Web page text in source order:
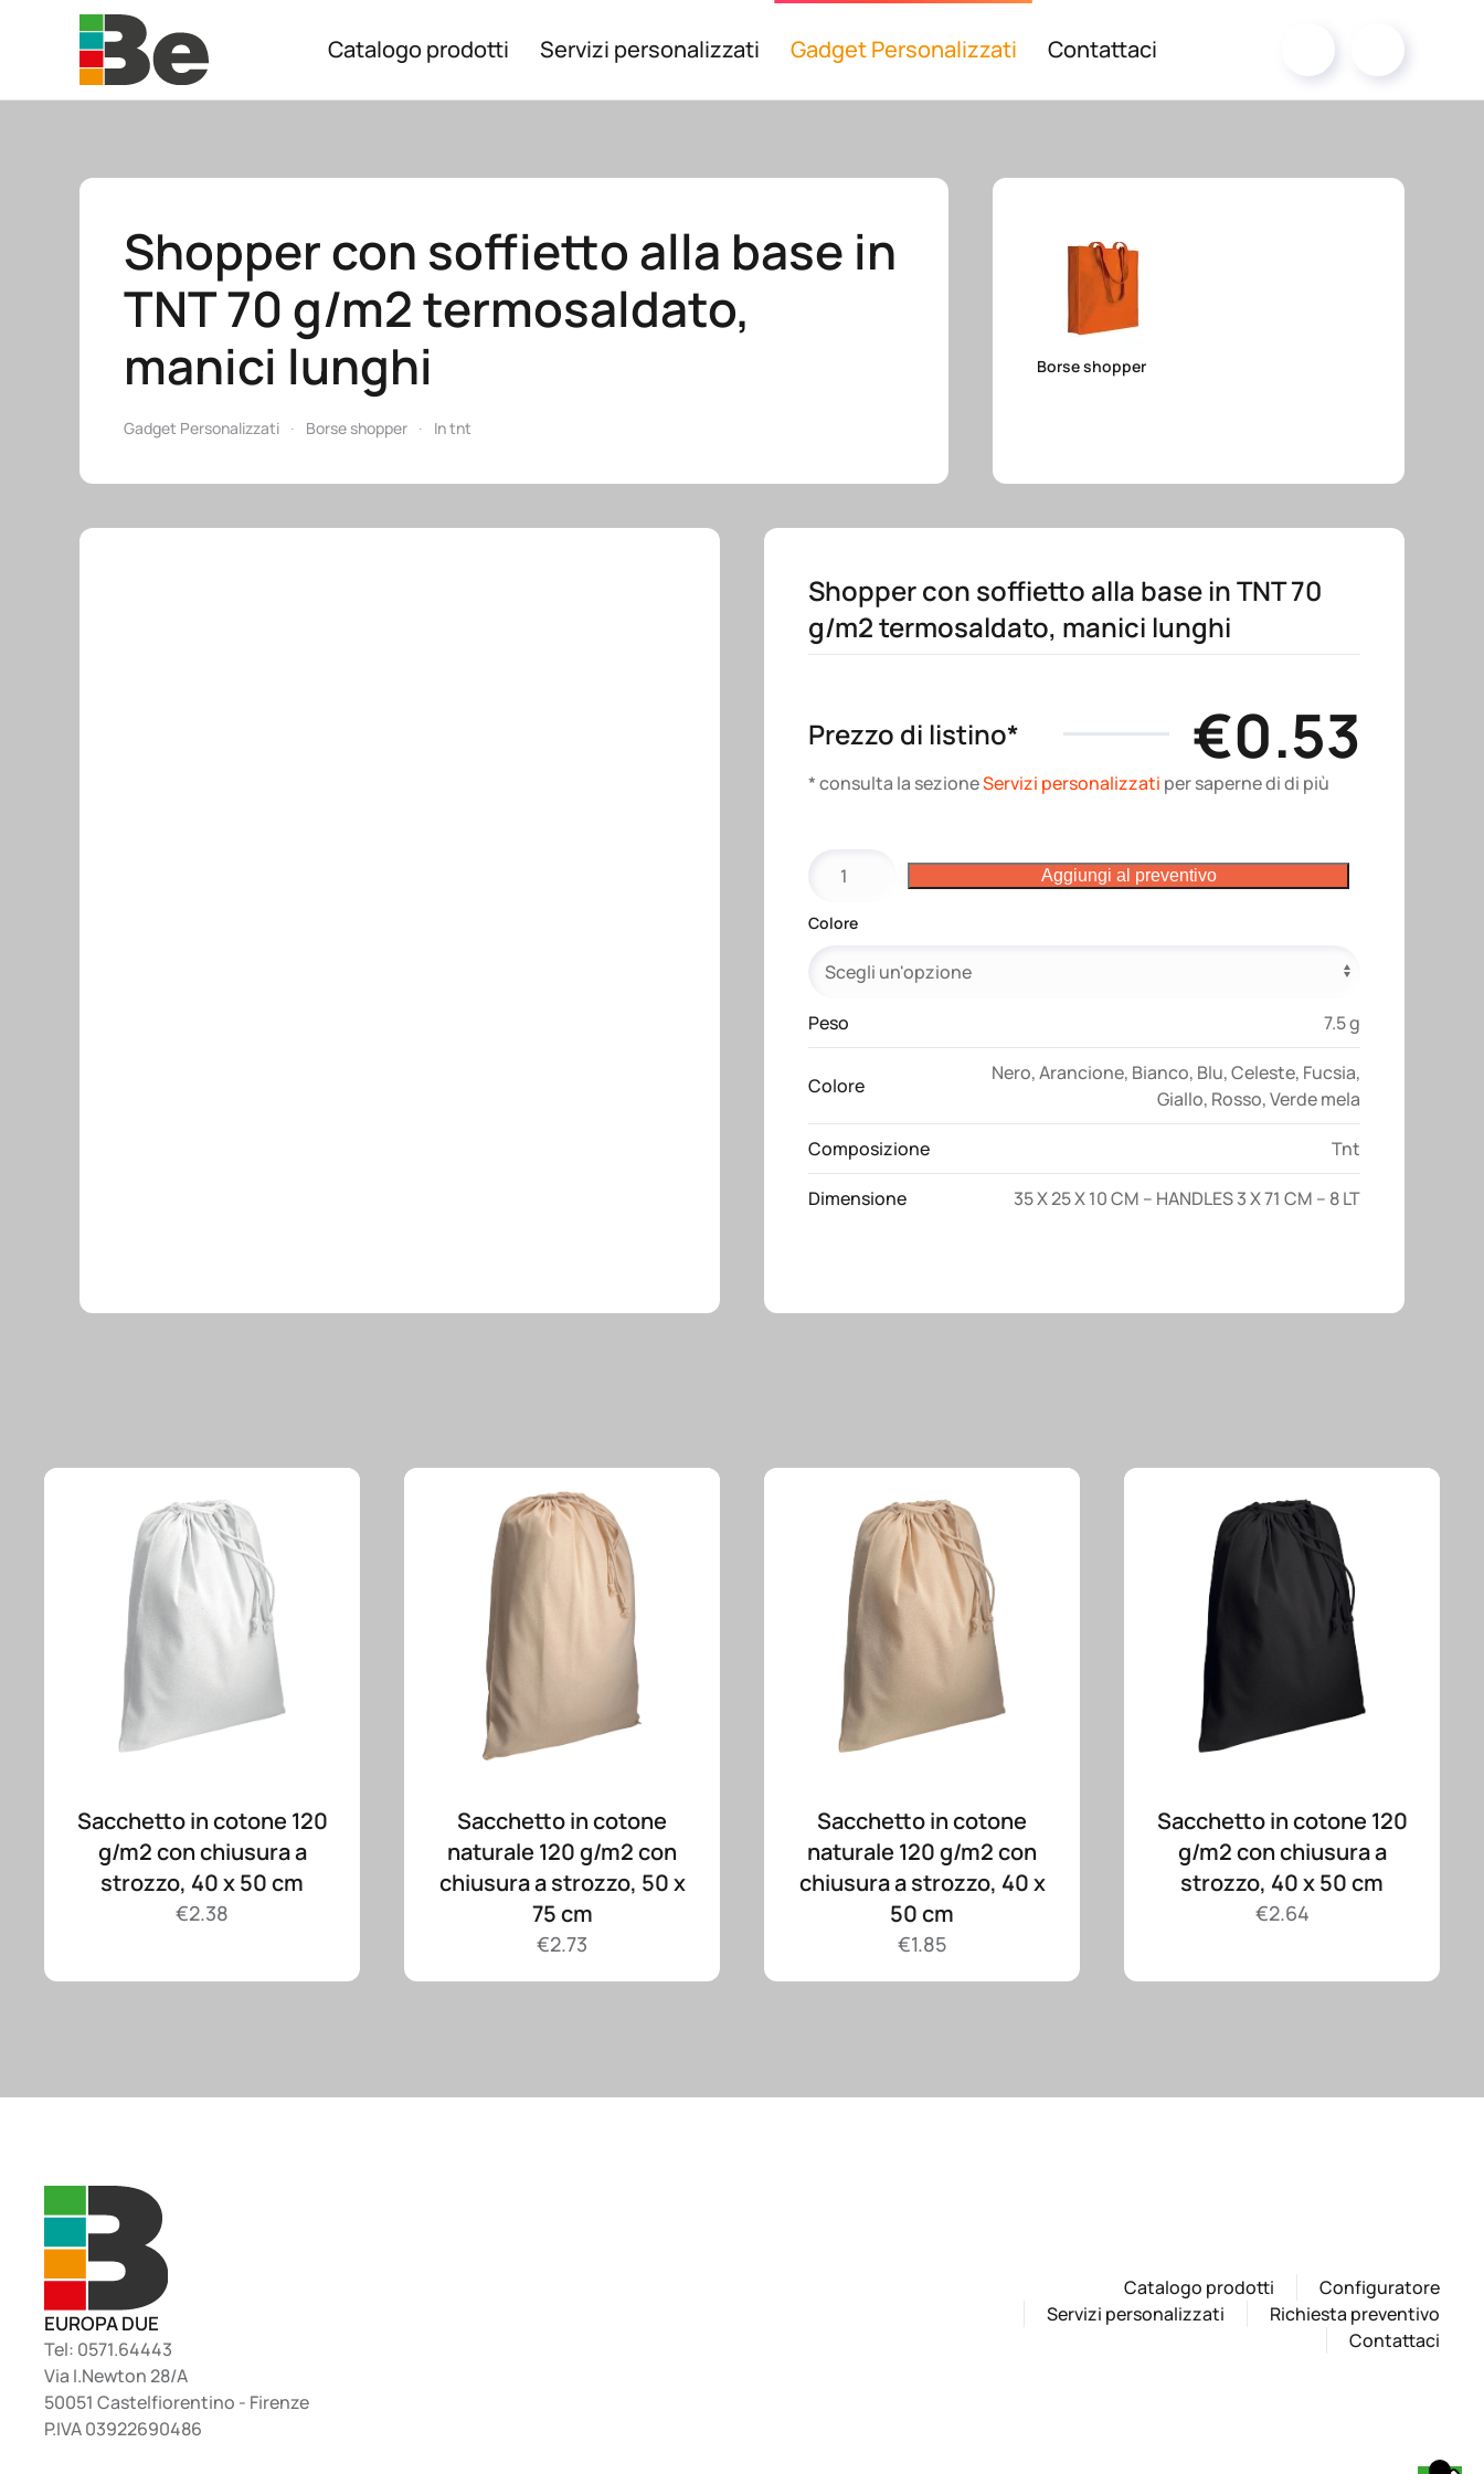
Skip to main content Catalogo prodotti Servizi personalizzati Gadget Personalizzati Contattaci
Shopper con soffietto alla base in
TNT 70 g/m2 termosaldato,
manici lunghi
Gadget Personalizzati Borse shopper In tnt
Borse shopper
Shopper con soffietto alla base in TNT 70
g/m2 termosaldato, manici lunghi
Prezzo di listino* €0.53
* consulta la sezioneServizi personalizzati per saperne di di più
soffietto
base
TNT
70
g/m2
termosaldato,
manici
lunghi
quantità
Aggiungi al preventivo
Colore
Peso 7.5 g
Colore
Nero,Arancione, Bianco, Blu,Celeste, Fucsia,
Giallo, Rosso,Verde mela
Composizione Tnt
Dimensione 35 X 25 X 10 CM – HANDLES 3 X 71 CM – 8 LT
Sacchetto in cotone 120
g/m2 con chiusura a
strozzo, 40 x 50 cm
€2.38
Sacchetto in cotone
naturale 120 g/m2 con
chiusura a strozzo, 50 x
75 cm
€2.73
Sacchetto in cotone
naturale 120 g/m2 con
chiusura a strozzo, 40 x
50 cm
€1.85
Sacchetto in cotone 120
g/m2 con chiusura a
strozzo, 40 x 50 cm
€2.64
EUROPA DUE
Tel: 0571.64443
Via I.Newton 28/A
50051 Castelfiorentino - Firenze
P.IVA 03922690486
Catalogo prodotti
Configuratore
Servizi personalizzati
Richiesta preventivo
Contattaci